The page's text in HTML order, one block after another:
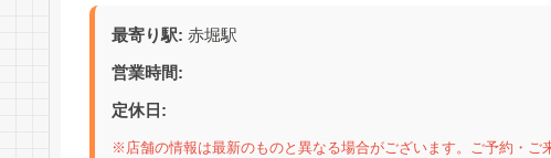
最寄り駅: 赤堀駅
営業時間:
定休日:
※店舗の情報は最新のものと異なる場合がございます。ご予約・